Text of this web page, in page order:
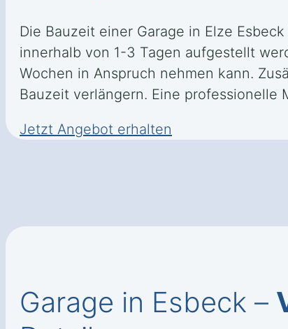
Die Bauzeit einer Garage in Elze
innerhalb von 1-3 Tagen aufgestellt
Wochen in Anspruch nehmen kann.
Bauzeit verlängern. Eine
Jetzt Angebot erhalten
Garage in Esbeck –